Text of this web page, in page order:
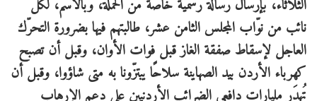
الثلاثاء، بإرسال رسالة رسميّة خاصّة من الحملة، وبالاسم، لكلّ
نائب من نوّاب المجلس الثامن عشر، طالبتهم فيها بضرورة التحرّك
العاجل لإسقاط صفقة الغاز قبل فوات الأوان، وقبل أن تصبح
كهرباء الأردن بيد الصهاينة سلاحًا يبتزّونا به متى شاؤوا، وقبل أن